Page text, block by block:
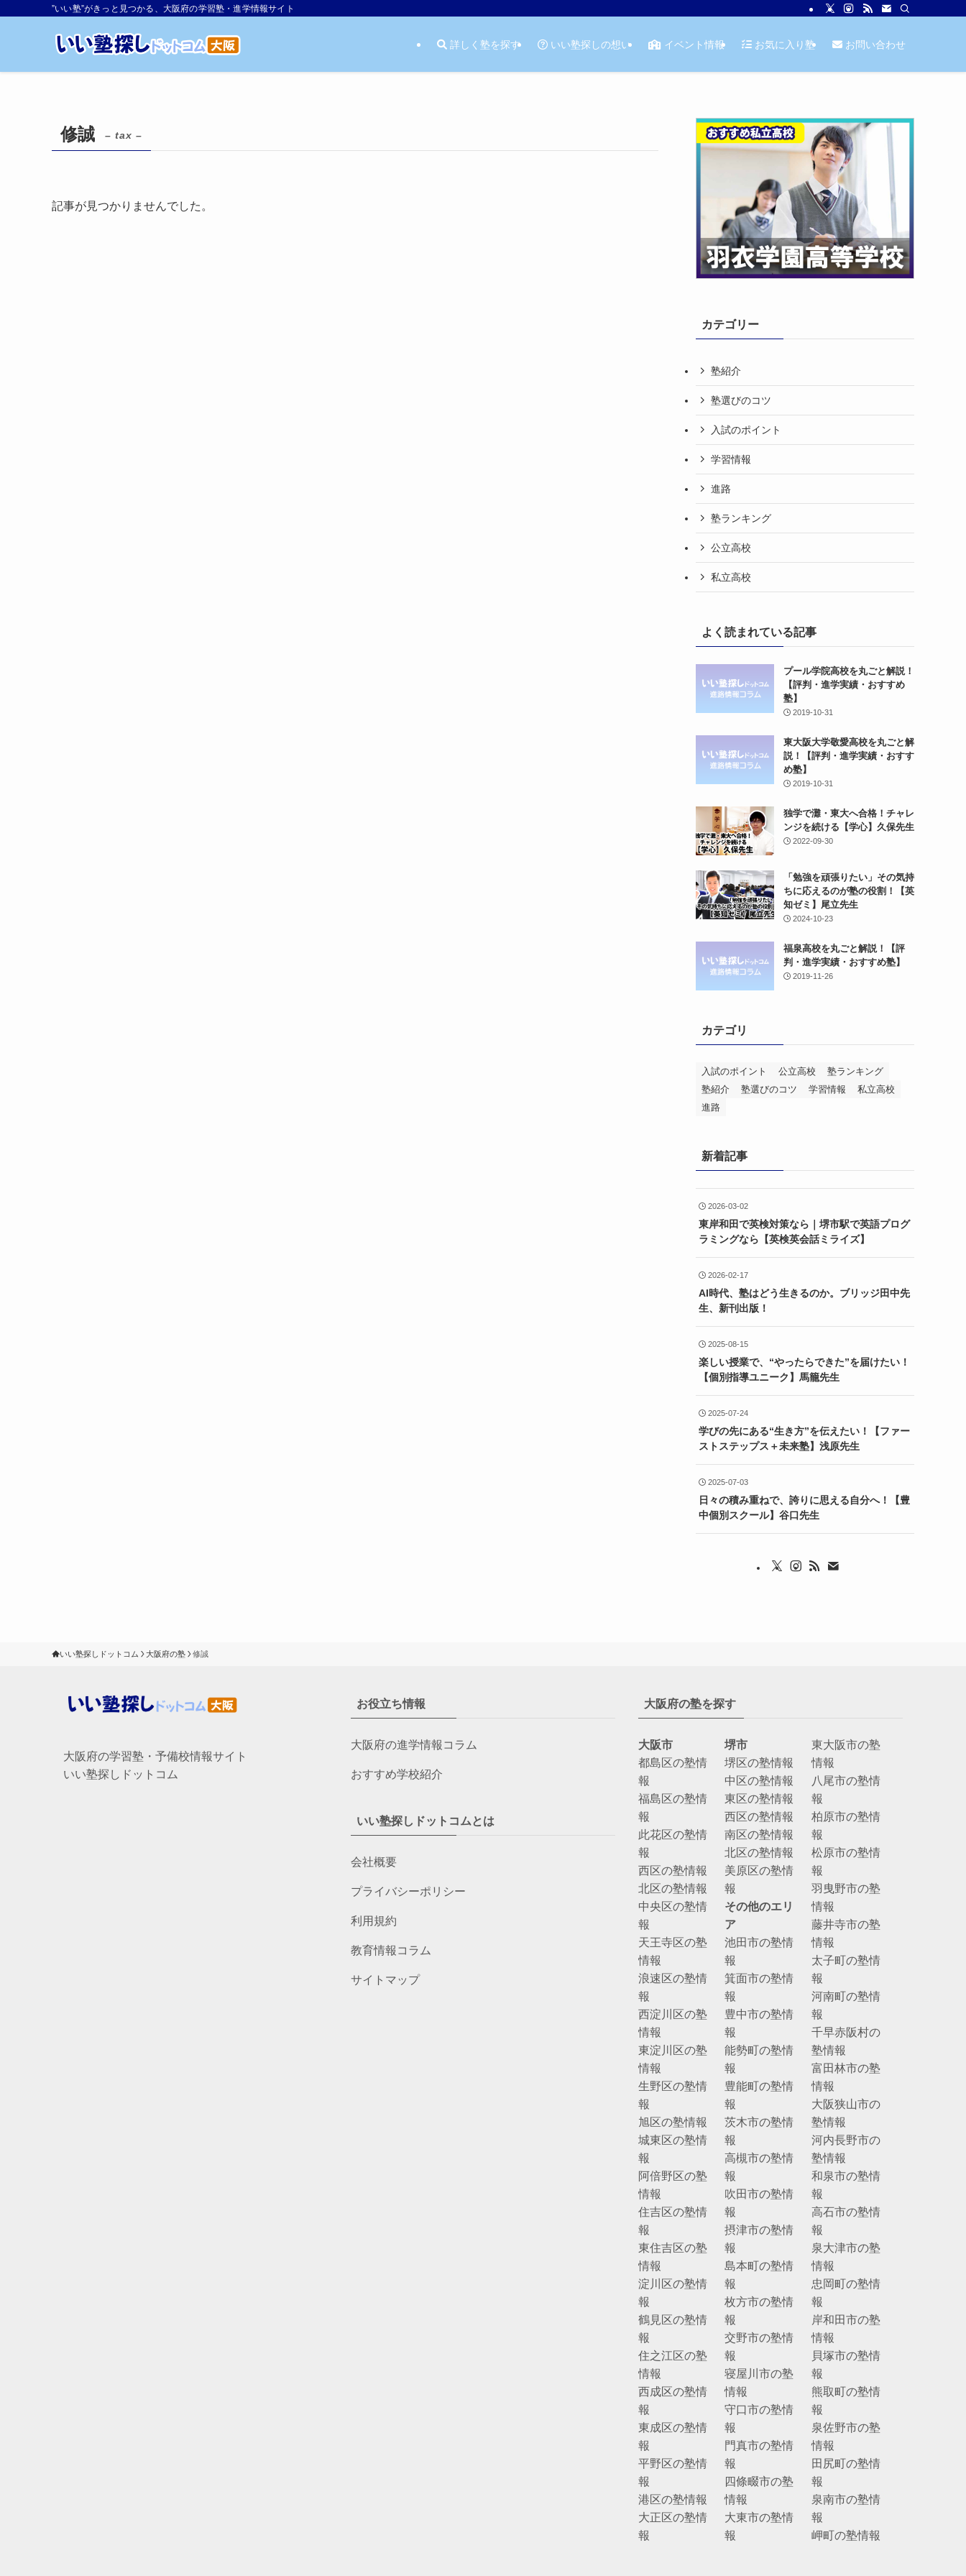
”いい塾”がきっと見つかる、大阪府の学習塾・進学情報サイト
詳しく塾を探す いい塾探しの想い イベント情報 お気に入り塾 お問い合わせ
修誠 – tax –
記事が見つかりませんでした。
カテゴリー
塾紹介
塾選びのコツ
入試のポイント
学習情報
進路
塾ランキング
公立高校
私立高校
よく読まれている記事
プール学院高校を丸ごと解説！
【評判・進学実績・おすすめ
塾】
2019-10-31
東大阪大学敬愛高校を丸ごと解
説！【評判・進学実績・おすす
め塾】
2019-10-31
独学で灘・東大へ合格！チャレ
ンジを続ける【学心】久保先生
2022-09-30
「勉強を頑張りたい」その気持
ちに応えるのが塾の役割！【英
知ゼミ】尾立先生
2024-10-23
福泉高校を丸ごと解説！【評
判・進学実績・おすすめ塾】
2019-11-26
カテゴリ
入試のポイント 公立高校
塾ランキング
塾紹介
塾選びのコツ 学習情報
私立高校
進路
新着記事
2026-03-02
東岸和田で英検対策なら｜堺市駅で英語プログ
ラミングなら【英検英会話ミライズ】
2026-02-17
AI時代、塾はどう生きるのか。ブリッジ田中先
生、新刊出版！
2025-08-15
楽しい授業で、“やったらできた”を届けたい！
【個別指導ユニーク】馬籠先生
2025-07-24
学びの先にある“生き方”を伝えたい！【ファー
ストステップス＋未来塾】浅原先生
2025-07-03
日々の積み重ねで、誇りに思える自分へ！【豊
中個別スクール】谷口先生
いい塾探しドットコム 大阪府の塾 修誠
大阪府の学習塾・予備校情報サイト
いい塾探しドットコム
お役立ち情報
大阪府の進学情報コラム
おすすめ学校紹介
いい塾探しドットコムとは
会社概要
プライバシーポリシー
利用規約
教育情報コラム
サイトマップ
大阪府の塾を探す
大阪市
都島区の塾情
報
福島区の塾情
報
此花区の塾情
報
西区の塾情報
北区の塾情報
中央区の塾情
報
天王寺区の塾
情報
浪速区の塾情
報
西淀川区の塾
情報
東淀川区の塾
情報
生野区の塾情
報
旭区の塾情報
城東区の塾情
報
阿倍野区の塾
情報
住吉区の塾情
報
東住吉区の塾
情報
淀川区の塾情
報
鶴見区の塾情
報
住之江区の塾
情報
西成区の塾情
報
東成区の塾情
報
平野区の塾情
報
港区の塾情報
大正区の塾情
報
堺市
堺区の塾情報
中区の塾情報
東区の塾情報
西区の塾情報
南区の塾情報
北区の塾情報
美原区の塾情
報
その他のエリ
ア
池田市の塾情
報
箕面市の塾情
報
豊中市の塾情
報
能勢町の塾情
報
豊能町の塾情
報
茨木市の塾情
報
高槻市の塾情
報
吹田市の塾情
報
摂津市の塾情
報
島本町の塾情
報
枚方市の塾情
報
交野市の塾情
報
寝屋川市の塾
情報
守口市の塾情
報
門真市の塾情
報
四條畷市の塾
情報
大東市の塾情
報
東大阪市の塾
情報
八尾市の塾情
報
柏原市の塾情
報
松原市の塾情
報
羽曳野市の塾
情報
藤井寺市の塾
情報
太子町の塾情
報
河南町の塾情
報
千早赤阪村の
塾情報
富田林市の塾
情報
大阪狭山市の
塾情報
河内長野市の
塾情報
和泉市の塾情
報
高石市の塾情
報
泉大津市の塾
情報
忠岡町の塾情
報
岸和田市の塾
情報
貝塚市の塾情
報
熊取町の塾情
報
泉佐野市の塾
情報
田尻町の塾情
報
泉南市の塾情
報
岬町の塾情報